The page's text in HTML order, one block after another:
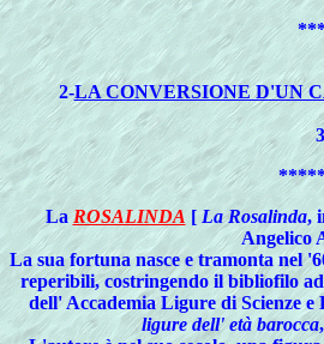
2-LA CONVERSIONE D'UN
La ROSALINDA [ La Rosalinda,
Angelico
La sua fortuna nasce e tramonta nel
reperibili, costringendo il bibliofilo
dell' Accademia Ligure di Scienze
ligure dell' età barocca